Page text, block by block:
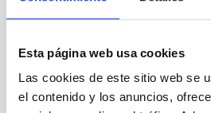
Esta página web usa cookies
Las cookies de este sitio web se
el contenido y los anuncios,
telemática
idProc=100501
Alternativamente, puede seguir
detallan en el correspondiente